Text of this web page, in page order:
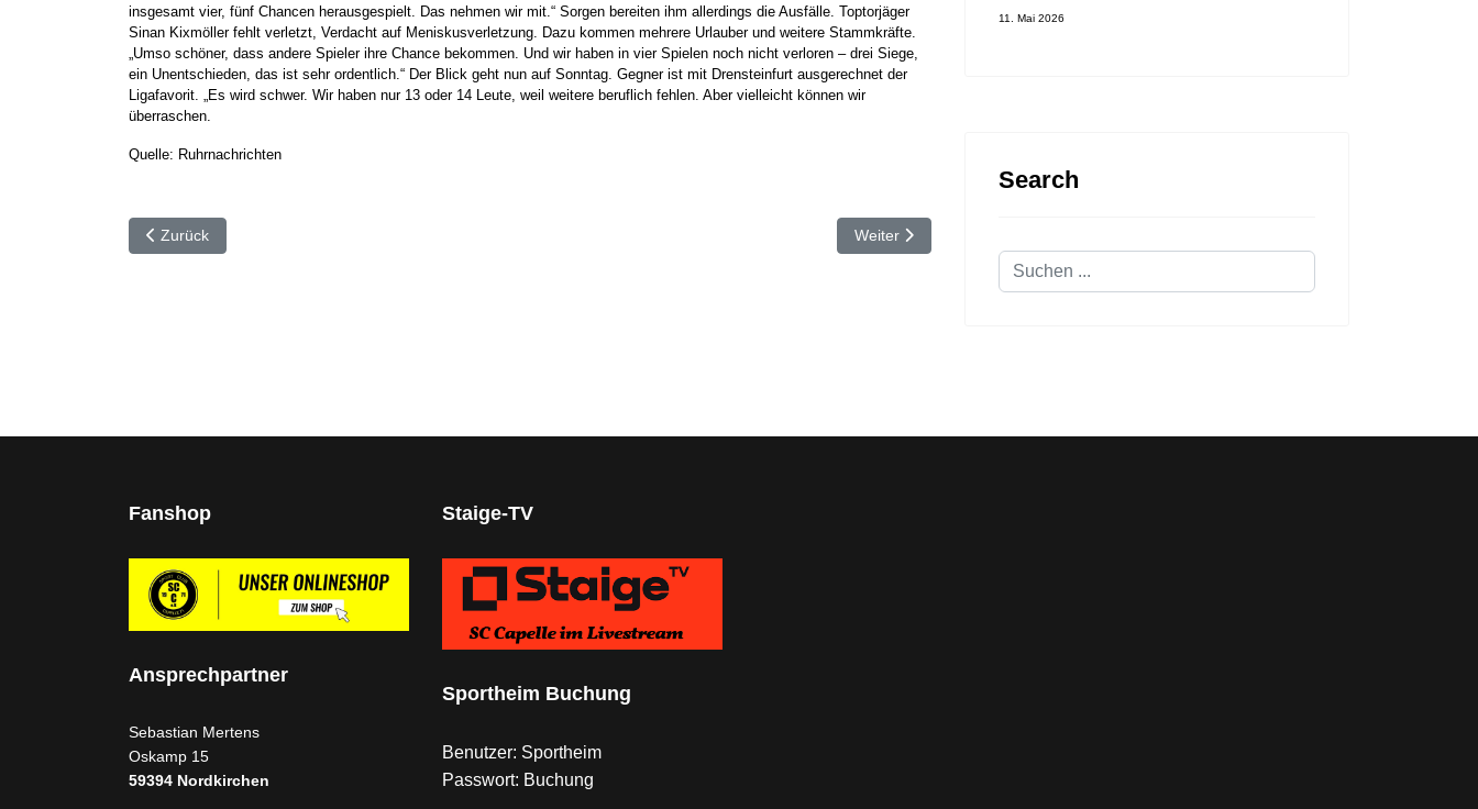
insgesamt vier, fünf Chancen herausgespielt. Das nehmen wir mit.“ Sorgen bereiten ihm allerdings die Ausfälle. Toptorjäger
Sinan Kixmöller fehlt verletzt, Verdacht auf Meniskusverletzung. Dazu kommen mehrere Urlauber und weitere Stammkräfte.
„Umso schöner, dass andere Spieler ihre Chance bekommen. Und wir haben in vier Spielen noch nicht verloren – drei Siege,
ein Unentschieden, das ist sehr ordentlich.“ Der Blick geht nun auf Sonntag. Gegner ist mit Drensteinfurt ausgerechnet der
Ligafavorit. „Es wird schwer. Wir haben nur 13 oder 14 Leute, weil weitere beruflich fehlen. Aber vielleicht können wir
überraschen.
Quelle: Ruhrnachrichten
Vorheriger Beitrag: ⚽️ SC Capelle kassiert hohe Niederlage
Zurück Nächster Beitrag: ⚽️ SC Capelle gegen FC Münster
Weiter
11. Mai 2026
Search
Suchen
Fanshop
Ansprechpartner
Sebastian Mertens
Oskamp 15
59394 Nordkirchen
Staige-TV
Sportheim Buchung
Benutzer: Sportheim
Passwort: Buchung